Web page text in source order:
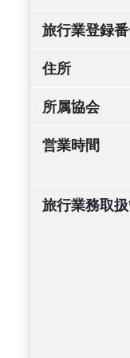
旅行業登録
住所
所属協会
営業時間
旅行業務取